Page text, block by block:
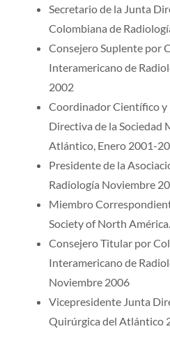
Secretario de la Junta
Colombiana de
Consejero Suplente por
Interamericano de
2002
Coordinador Científico y
Directiva de la Sociedad
Atlántico, Enero 2001-
Presidente de la
Radiología Noviembre
Miembro
Society of North
Consejero Titular por
Interamericano de
Noviembre 2006
Vicepresidente Junta
Quirúrgica del Atlántico